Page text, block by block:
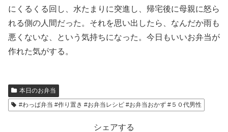
にくるくる回し、水たまりに突進し、帰宅後に母親に怒ら
れる側の人間だった。それを思い出したら、なんだか雨も
悪くないな、という気持ちになった。今日もいいお弁当が
作れた気がする。
本日のお弁当
#わっぱ弁当 #作り置き #お弁当レシピ #お弁当おかず #５０代男性
シェアする